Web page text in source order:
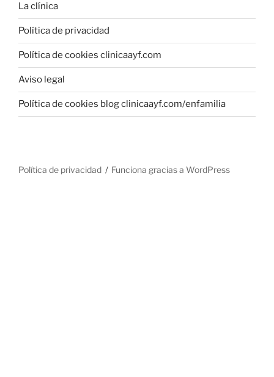
La clínica
Política de privacidad
Política de cookies clinicaayf.com
Aviso legal
Política de cookies blog clinicaayf.com/enfamilia
Política de privacidad Funciona gracias a WordPress